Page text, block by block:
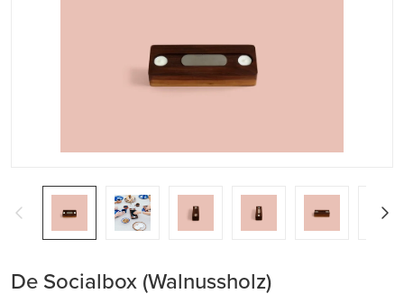
De Socialbox (Walnussholz)